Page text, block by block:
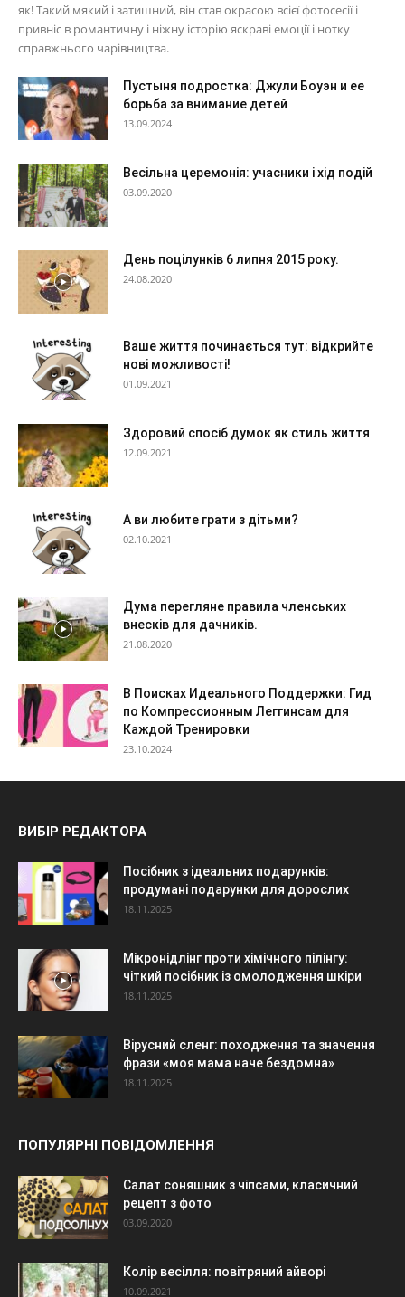
як! Такий мякий і затишний, він став окрасою всієї фотосесії і
привніс в романтичну і ніжну історію яскраві емоції і нотку
справжнього чарівництва.
Пустыня подростка: Джули Боуэн и ее
борьба за внимание детей
13.09.2024
Весільна церемонія: учасники і хід подій
03.09.2020
День поцілунків 6 липня 2015 року.
24.08.2020
Ваше життя починається тут: відкрийте
нові можливості!
01.09.2021
Здоровий спосіб думок як стиль життя
12.09.2021
А ви любите грати з дітьми?
02.10.2021
Дума перегляне правила членських
внесків для дачників.
21.08.2020
В Поисках Идеального Поддержки: Гид
по Компрессионным Леггинсам для
Каждой Тренировки
23.10.2024
ВИБІР РЕДАКТОРА
Посібник з ідеальних подарунків:
продумані подарунки для дорослих
18.11.2025
Мікронідлінг проти хімічного пілінгу:
чіткий посібник із омолодження шкіри
18.11.2025
Вірусний сленг: походження та значення
фрази «моя мама наче бездомна»
18.11.2025
ПОПУЛЯРНІ ПОВІДОМЛЕННЯ
Салат соняшник з чіпсами, класичний
рецепт з фото
03.09.2020
Колір весілля: повітряний айворі
10.09.2021